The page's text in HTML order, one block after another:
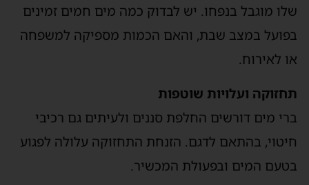
שלו מוגבל בנפחו. יש לבדוק כמה מים חמים זמינים
בפועל במצב שבת, והאם הכמות מספיקה למשפחה
או לאירוח.
תחזוקה ועלויות שוטפות
ברי מים דורשים החלפת סננים ולעיתים גם רכיבי
חיטוי, בהתאם לדגם. הזנחת התחזוקה עלולה לפגוע
בטעם המים ובפעולת המכשיר.